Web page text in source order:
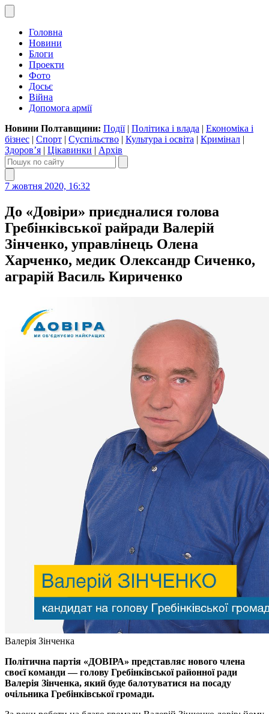
Головна
Новини
Блоги
Проекти
Фото
Досьє
Війна
Допомога армії
Новини Полтавщини: Події| Політика і влада | Економіка і
бізнес | Спорт | Суспільство | Культура і освіта | Кримінал |
Здоров’я | Цікавинки | Архів
7 жовтня 2020, 16:32
До «Довіри» приєдналися голова
Гребінківської райради Валерій
Зінченко, управлінець Олена
Харченко, медик Олександр Сиченко,
аграрій Василь Кириченко
Валерія Зінченка
Політична партія «ДОВІРА» представляє нового члена
своєї команди — голову Гребінківської районної ради
Валерія Зінченка, який буде балотуватися на посаду
очільника Гребінківської громади.